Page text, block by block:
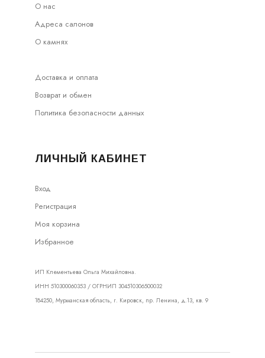
О нас
Адреса салонов
О камнях
Доставка и оплата
Возврат и обмен
Политика безопасности данных
ЛИЧНЫЙ КАБИНЕТ
Вход
Регистрация
Моя корзина
Избранное
ИП Клементьева Ольга Михайловна.
ИНН 510300060353 / ОГРНИП 304510306500032
184250, Мурманская область, г. Кировск, пр. Ленина, д.13, кв. 9